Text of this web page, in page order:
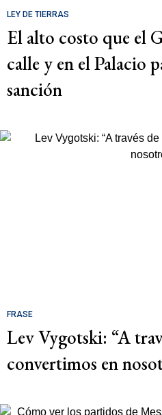
LEY DE TIERRAS
El alto costo que el
calle y en el Palacio
sanción
FRASE
Lev Vygotski: “A
convertimos en